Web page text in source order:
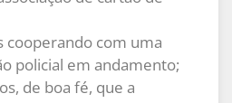
cooperando com uma
policial em andamento;
de boa fé, que a